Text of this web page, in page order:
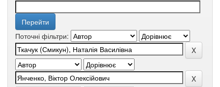
Поточні фільтри: